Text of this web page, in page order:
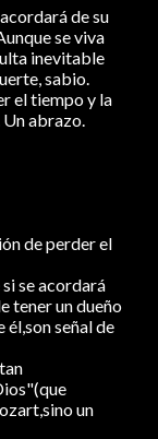
de su
se viva
inevitable
sabio.
el tiempo y la
Un abrazo.
de perder el
se acordará
tener un dueño
él,son señal de
un